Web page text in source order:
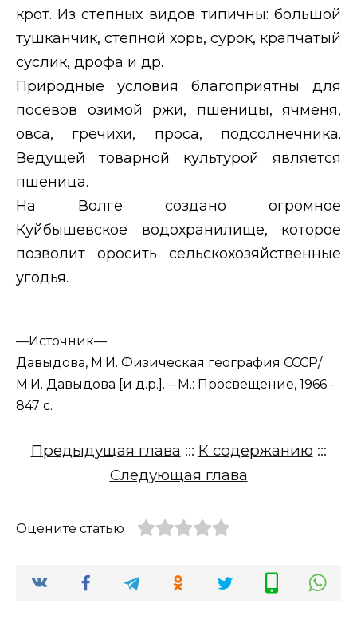
крот. Из степных видов типичны: большой
тушканчик, степной хорь, сурок, крапчатый
суслик, дрофа и др.
Природные условия благоприятны для
посевов озимой ржи, пшеницы, ячменя,
овса, гречихи, проса, подсолнечника.
Ведущей товарной культурой является
пшеница.
На Волге создано огромное
Куйбышевское водохранилище, которое
позволит оросить сельскохозяйственные
угодья.
—Источник—
Давыдова, М.И. Физическая география СССР/
М.И. Давыдова [и д.р.]. – М.: Просвещение, 1966.-
847 с.
Предыдущая глава ::: К содержанию :::
Следующая глава
Оцените статью